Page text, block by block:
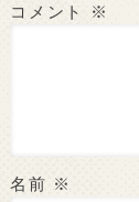
コメント
※
名前 ※